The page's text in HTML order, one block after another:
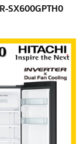
SX600GPTH0